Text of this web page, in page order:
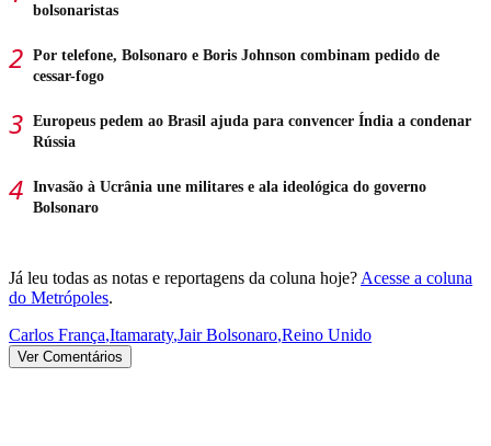
bolsonaristas
Por telefone, Bolsonaro e Boris Johnson combinam pedido de
cessar-fogo
Europeus pedem ao Brasil ajuda para convencer Índia a condenar
Rússia
Invasão à Ucrânia une militares e ala ideológica do governo
Bolsonaro
Já leu todas as notas e reportagens da coluna hoje? Acesse a coluna
do Metrópoles.
Carlos França,Itamaraty,Jair Bolsonaro,Reino Unido
Ver Comentários